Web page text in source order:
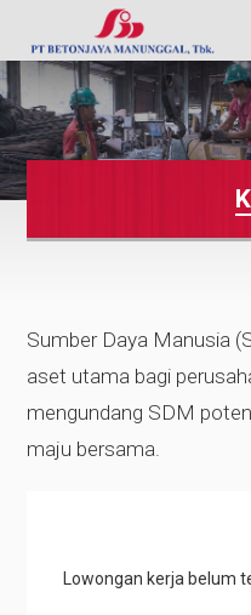
Sumber Daya Manusia
aset utama bagi
mengundang SDM
maju bersama.
Lowongan kerja belum